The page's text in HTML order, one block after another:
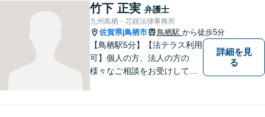
竹下 正実 弁護士
九州鳥栖・芯鋭法律事務所
佐賀県|鳥栖市 鳥栖駅 から徒歩5分
【鳥栖駅5分】【法テラス利用
可】個人の方、法人の方の
様々なご相談をお受けしてお
詳細を見
る